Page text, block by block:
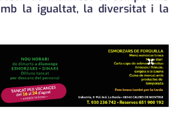
societat
urbanisme
editorial
la igualtat, la diversitat i la
×